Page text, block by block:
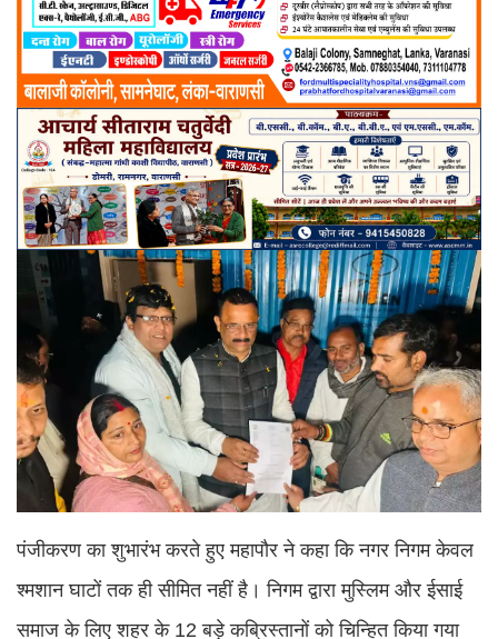
पंजीकरण का शुभारंभ करते हुए महापौर ने कहा कि ​नगर निगम केवल
श्मशान घाटों तक ही सीमित नहीं है। निगम द्वारा मुस्लिम और ईसाई
समाज के लिए शहर के 12 बड़े कब्रिस्तानों को चिन्हित किया गया